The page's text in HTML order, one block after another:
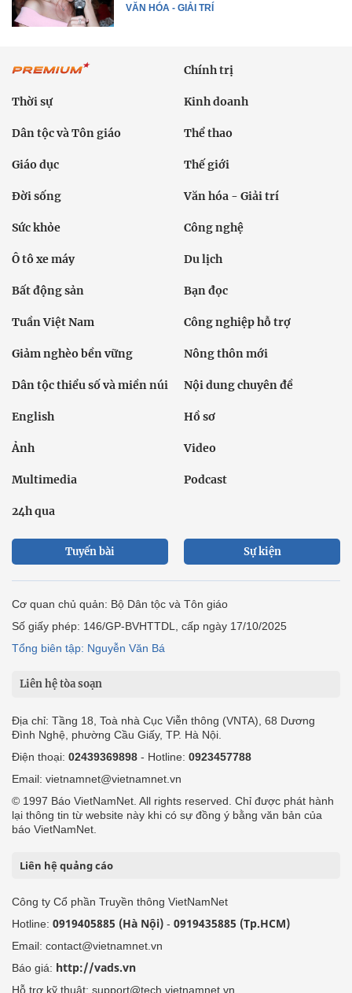
VĂN HÓA - GIẢI TRÍ
Chính trị
Thời sự Kinh doanh
Dân tộc và Tôn giáo Thể thao
Giáo dục Thế giới
Đời sống Văn hóa - Giải trí
Sức khỏe Công nghệ
Ô tô xe máy Du lịch
Bất động sản Bạn đọc
Tuần Việt Nam Công nghiệp hỗ trợ
Giảm nghèo bền vững Nông thôn mới
Dân tộc thiểu số và miền núi Nội dung chuyên đề
English Hồ sơ
Ảnh Video
Multimedia Podcast
24h qua
Tuyến bài Sự kiện
Cơ quan chủ quản: Bộ Dân tộc và Tôn giáo
Số giấy phép: 146/GP-BVHTTDL, cấp ngày 17/10/2025
Tổng biên tập: Nguyễn Văn Bá
Liên hệ tòa soạn
Địa chỉ: Tầng 18, Toà nhà Cục Viễn thông (VNTA), 68 Dương
Đình Nghệ, phường Cầu Giấy, TP. Hà Nội.
Điện thoại: 02439369898 - Hotline: 0923457788
Email: vietnamnet@vietnamnet.vn
© 1997 Báo VietNamNet. All rights reserved. Chỉ được phát hành
lại thông tin từ website này khi có sự đồng ý bằng văn bản của
báo VietNamNet.
Liên hệ quảng cáo
Công ty Cổ phần Truyền thông VietNamNet
Hotline: 0919405885 (Hà Nội) - 0919435885 (Tp.HCM)
Email: contact@vietnamnet.vn
Báo giá: http://vads.vn
Hỗ trợ kỹ thuật: support@tech.vietnamnet.vn